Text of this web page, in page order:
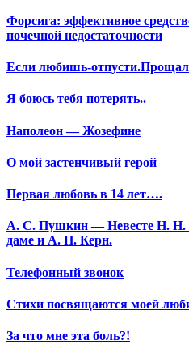
Форсига: эффективное
почечной недостаточности
Если любишь-
Я боюсь тебя потерять..
Наполеон — Жозефине
О мой застенчивый герой
Первая любовь в 14 лет….
А. С. Пушкин — Невесте Н. Н.
даме и А. П. Керн.
Телефонный звонок
Стихи посвящаются моей
За что мне эта боль?!